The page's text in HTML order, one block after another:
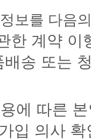
보를 다음
한 계약
배송 또는
에 따른
입 의사 확